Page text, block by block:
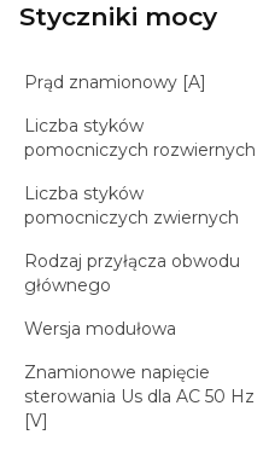
Styczniki mocy
Prąd znamionowy [A]
Liczba styków
pomocniczych rozwiernych
Liczba styków
pomocniczych zwiernych
Rodzaj przyłącza obwodu
głównego
Wersja modułowa
Znamionowe napięcie
sterowania Us dla AC 50 Hz
[V]